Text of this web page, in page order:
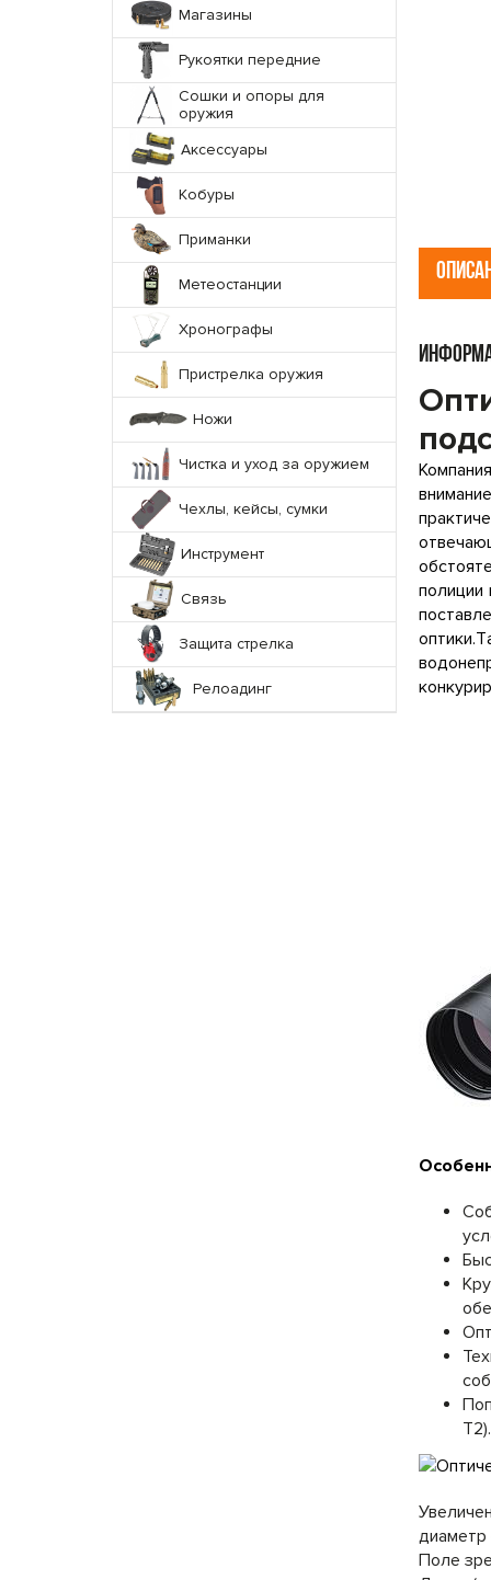
Магазины
Рукоятки передние
Сошки и опоры для
оружия
Аксессуары
Кобуры
Приманки
Метеостанции
Хронографы
Пристрелка оружия
Ножи
Чистка и уход за оружием
Чехлы, кейсы, сумки
Инструмент
Связь
Защита стрелка
Релоадинг
полиции
T2).
диаметр
Поле